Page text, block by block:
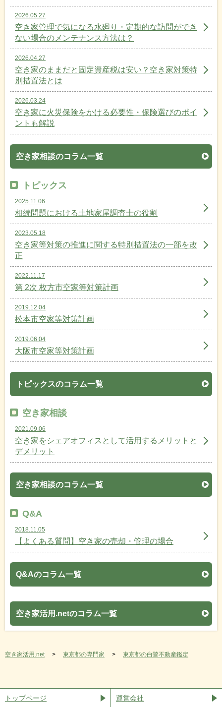
2026.05.27
空き家管理で気になる水廻り・定期的な訪問ができ
ない場合のメンテナンス方法は？
2026.04.27
空き家のままだと固定資産税は安い？空き家対策特
別措置法とは
2026.03.24
空き家に火災保険をかける必要性・保険選びのポイ
ントも解説
空き家相談のコラム一覧
トピックス
2025.11.06
相続問題における土地家屋調査士の役割
2023.05.18
空き家等対策の推進に関する特別措置法の一部を改
正
2022.11.17
第 2次 枚方市空家等対策計画
2019.12.04
松本市空家等対策計画
2019.06.04
大阪市空家等対策計画
トピックスのコラム一覧
空き家相談
2021.09.06
空き家をシェアオフィスとして活用するメリットと
デメリット
空き家相談のコラム一覧
Q&A
2018.11.05
【よくある質問】空き家の売却・管理の場合
Q&Aのコラム一覧
空き家活用.netのコラム一覧
空き家活用.net 東京都の専門家 東京都の白鷺不動産鑑定
トップページ 運営会社